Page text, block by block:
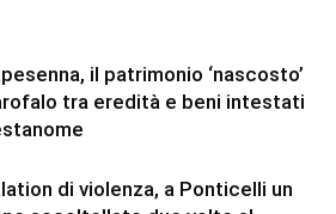
il patrimonio ‘nascosto’
tra eredità e beni intestati
di violenza, a Ponticelli un